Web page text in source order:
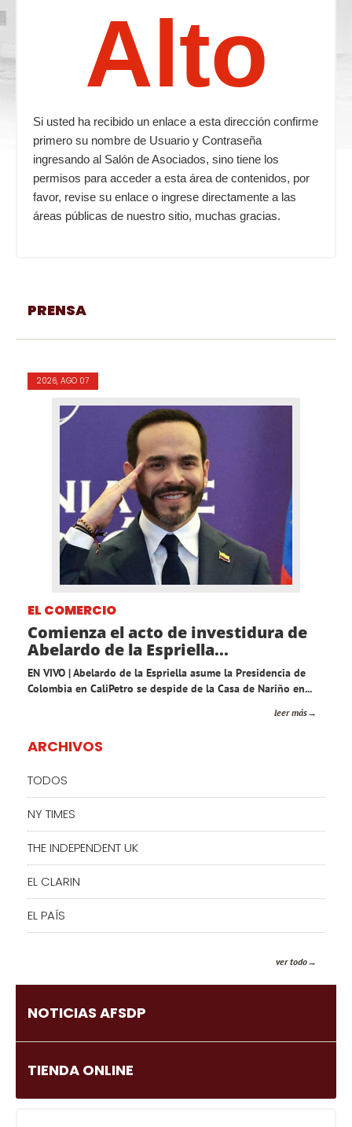
Alto
Si usted ha recibido un enlace a esta dirección confirme
primero su nombre de Usuario y Contraseña
ingresando al Salón de Asociados, sino tiene los
permisos para acceder a esta área de contenidos, por
favor, revise su enlace o ingrese directamente a las
áreas públicas de nuestro sitio, muchas gracias.
PRENSA
2026, AGO 07
EL COMERCIO
Comienza el acto de investidura de
Abelardo de la Espriella...
EN VIVO | Abelardo de la Espriella asume la Presidencia de
Colombia en CaliPetro se despide de la Casa de Nariño en...
leer más
ARCHIVOS
TODOS
NY TIMES
THE INDEPENDENT UK
EL CLARIN
EL PAÍS
ver todo
NOTICIAS AFSDP
TIENDA ONLINE